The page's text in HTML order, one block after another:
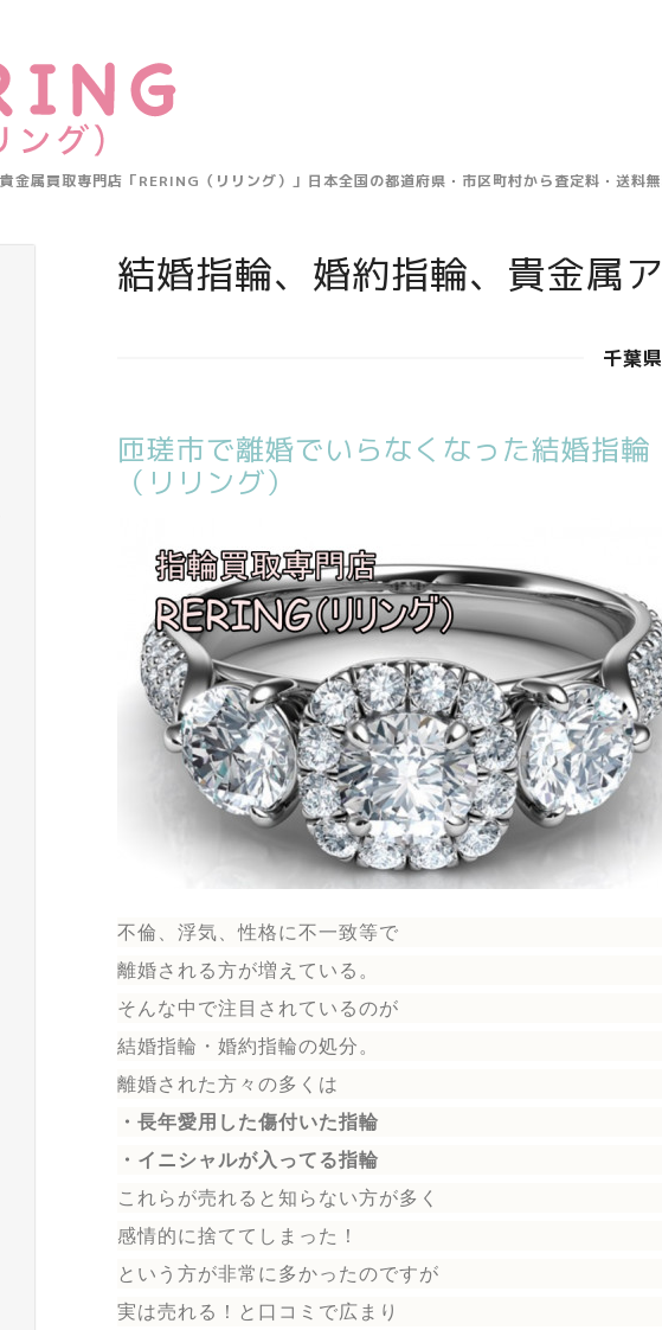
金属買取専門店「RERING（リリング）」日本全国の都道府県・市区町村から査定料・送料
結婚指輪、婚約指輪、貴金属
千葉県
匝瑳市で離婚でいらなくなった結婚指
（リリング）
不倫、浮気、性格に不一致等で
離婚される方が増えている。
そんな中で注目されているのが
結婚指輪 ・婚約指輪の処分。
離婚された方々の多くは
・長年愛用した傷付いた指輪
・イニシャルが入ってる指輪
これらが売れると知らない方が多く
感情的に捨ててしまった！
という方が非常に多かったのですが
実は売れる！と口コミで広まり